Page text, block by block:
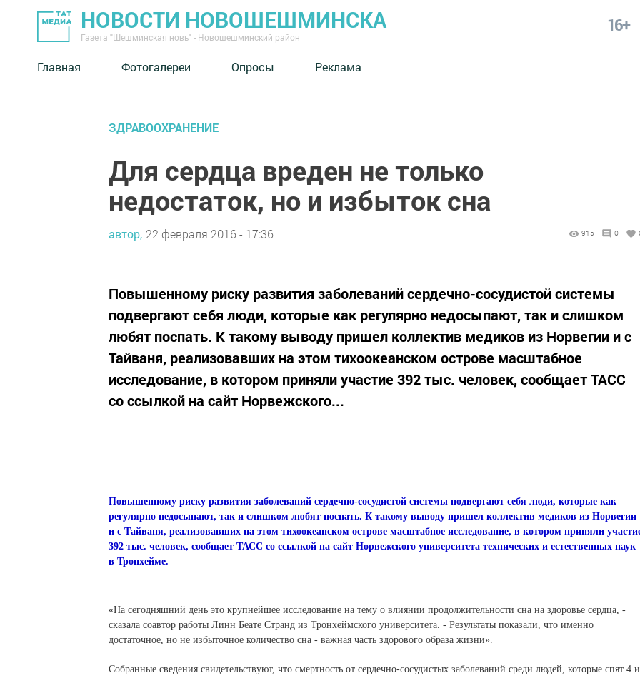
НОВОСТИ НОВОШЕШМИНСКА
Газета "Шешминская новь" - Новошешминский район
16+
Главная Фотогалереи Опросы Реклама
ЗДРАВООХРАНЕНИЕ
Для сердца вреден не только
недостаток, но и избыток сна
автор, 22 февраля 2016 - 17:36 915 0
Повышенному риску развития заболеваний сердечно-сосудистой системы
подвергают себя люди, которые как регулярно недосыпают, так и слишком
любят поспать. К такому выводу пришел коллектив медиков из Норвегии и с
Тайваня, реализовавших на этом тихоокеанском острове масштабное
исследование, в котором приняли участие 392 тыс. человек, сообщает ТАСС
со ссылкой на сайт Норвежского...
Повышенному риску развития заболеваний сердечно-сосудистой системы подвергают себя люди, которые как
регулярно недосыпают, так и слишком любят поспать. К такому выводу пришел коллектив медиков из Норвегии
и с Тайваня, реализовавших на этом тихоокеанском острове масштабное исследование, в котором приняли
392 тыс. человек, сообщает ТАСС со ссылкой на сайт Норвежского университета технических и естественных наук
в Тронхейме.
«На сегодняшний день это крупнейшее исследование на тему о влиянии продолжительности сна на здоровье сердца, -
сказала соавтор работы Линн Беате Странд из Тронхеймского университета. - Результаты показали, что именно
достаточное, но не избыточное количество сна - важная часть здорового образа жизни».
Собранные сведения свидетельствуют, что смертность от сердечно-сосудистых заболеваний среди людей, которые спят 4 и